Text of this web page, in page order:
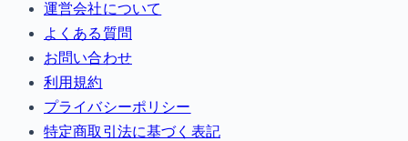
運営会社について
よくある質問
お問い合わせ
利用規約
プライバシーポリシー
特定商取引法に基づく表記